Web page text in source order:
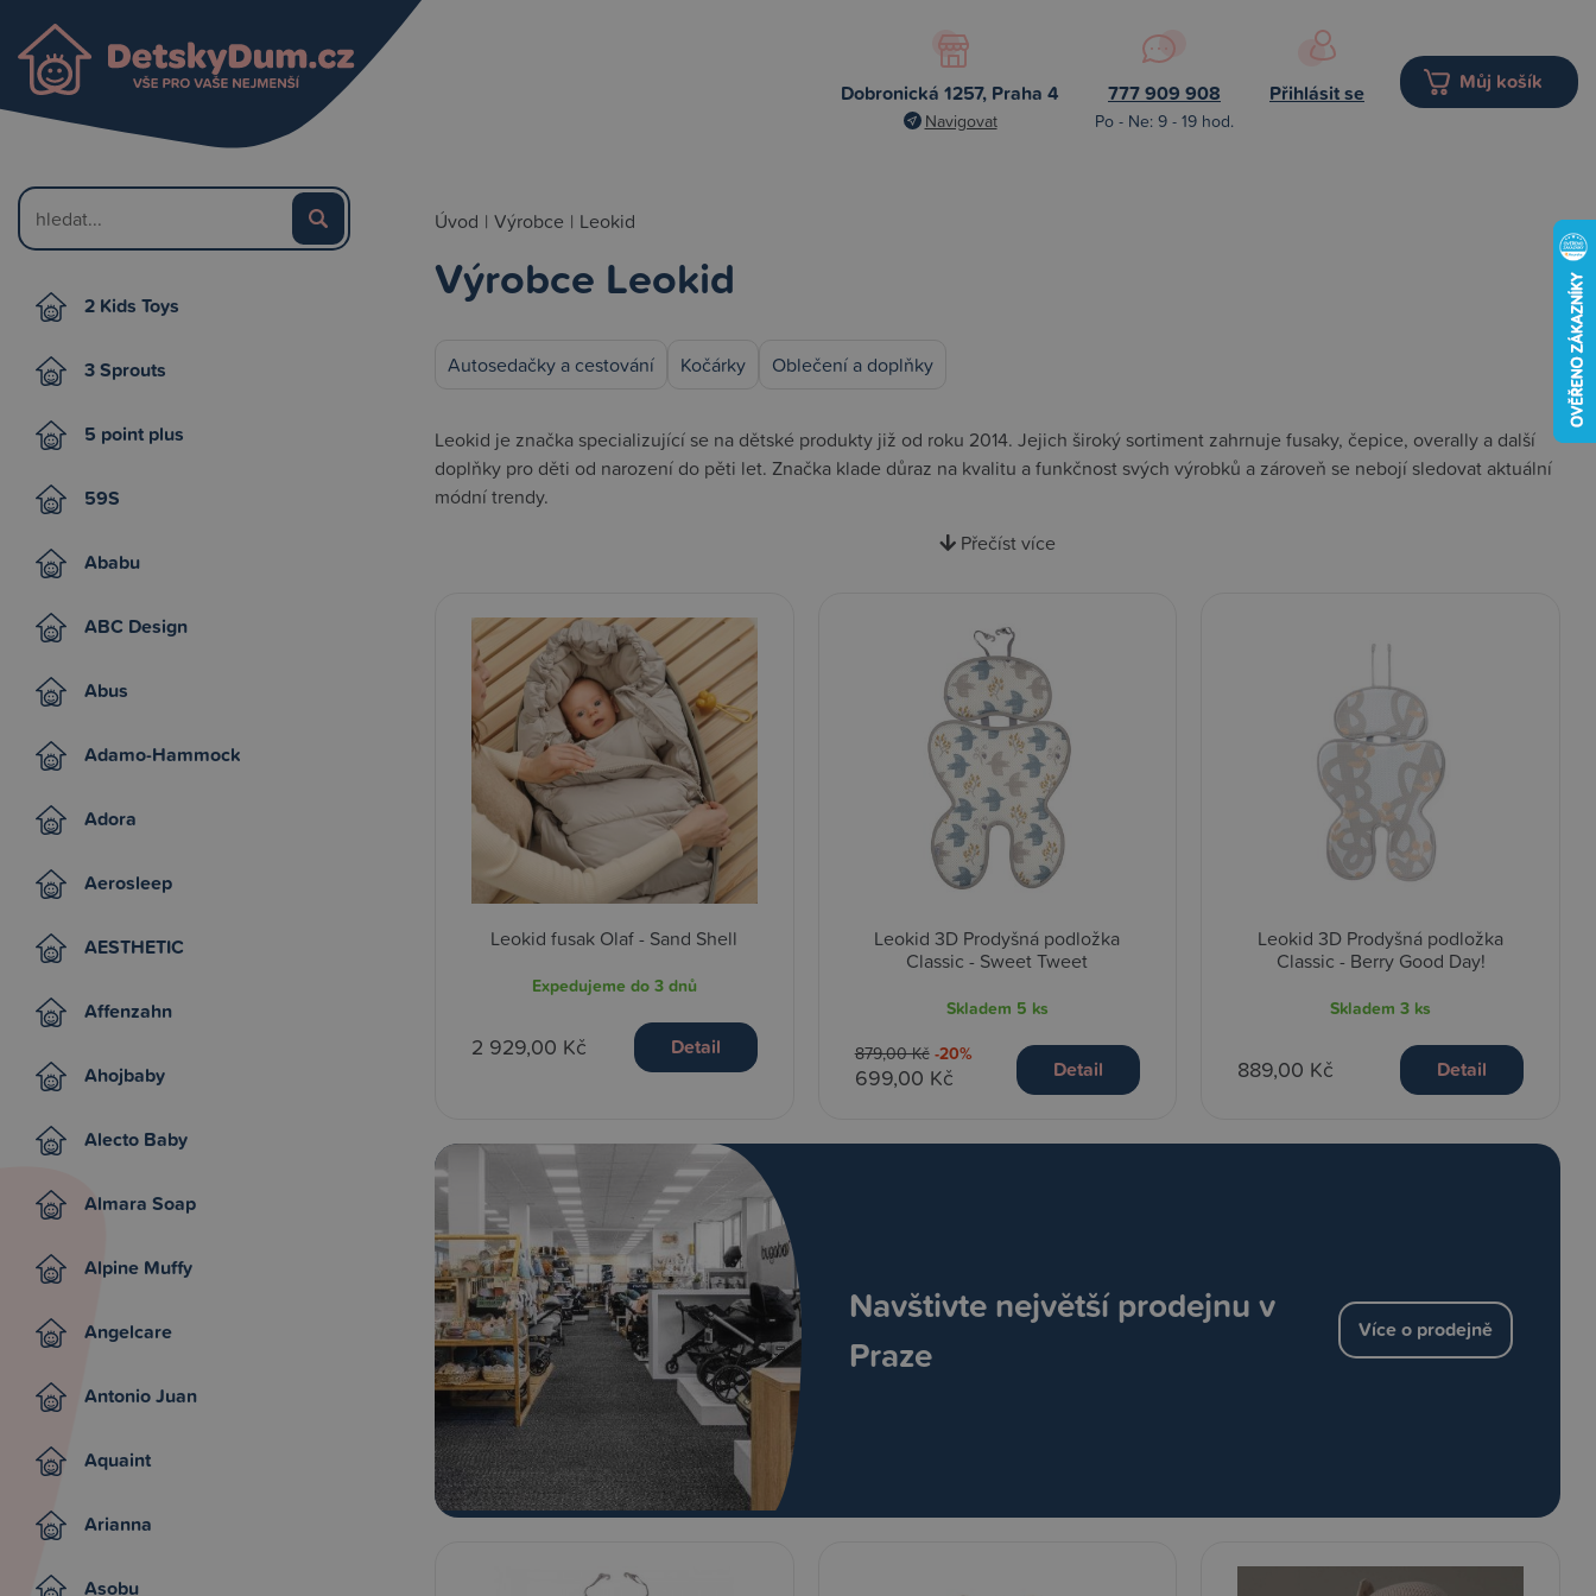
Dobronická 1257, Praha 4
Navigovat
777 909 908
Po - Ne: 9 - 19 hod.
Přihlásit se Můj košík
2 Kids Toys
3 Sprouts
5 point plus
59S
Ababu
ABC Design
Abus
Adamo-Hammock
Adora
Aerosleep
AESTHETIC
Affenzahn
Ahojbaby
Alecto Baby
Almara Soap
Alpine Muffy
Angelcare
Antonio Juan
Aquaint
Arianna
Asobu
Úvod | Výrobce | Leokid
Výrobce Leokid
Autosedačky a cestování Kočárky Oblečení a doplňky
Leokid je značka specializující se na dětské produkty již od roku 2014. Jejich široký sortiment zahrnuje fusaky, čepice, overally a další
doplňky pro děti od narození do pěti let. Značka klade důraz na kvalitu a funkčnost svých výrobků a zároveň se nebojí sledovat aktuální
módní trendy.
Přečíst více
Navštivte největší prodejnu v
Praze
Více o prodejně
Leokid fusak Olaf - Sand Shell
Expedujeme do 3 dnů
2 929,00 Kč Detail
Leokid 3D Prodyšná podložka
Classic - Sweet Tweet
Skladem 5 ks
879,00 Kč -20%
699,00 Kč Detail
Leokid 3D Prodyšná podložka
Classic - Berry Good Day!
Skladem3 ks
889,00 Kč Detail